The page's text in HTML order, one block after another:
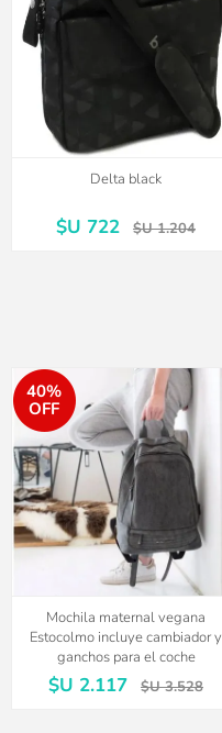
Delta black
$U 722 $U 1.204
40%
OFF
Mochila maternal vegana
Estocolmo incluye cambiador y
ganchos para el coche
$U 2.117 $U 3.528